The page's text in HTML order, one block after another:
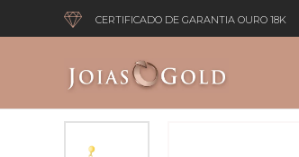
CERTIFICADO DE GARANTIA OURO 18K